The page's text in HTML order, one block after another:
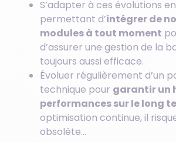
S’adapter à ces évolutions
permettant d’intégrer de
modules à tout moment
d’assurer une gestion de la
toujours aussi efficace.
Évoluer régulièrement d’un
technique pour garantir un
performances sur le long
optimisation continue, il
obsolète…